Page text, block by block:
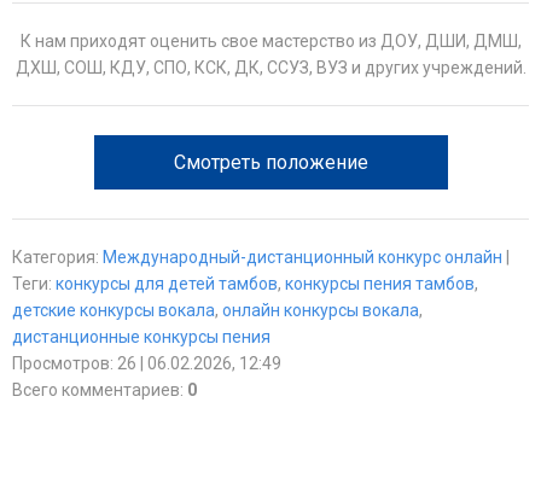
К нам приходят оценить свое мастерство из ДОУ, ДШИ, ДМШ,
ДХШ, СОШ, КДУ, СПО, КСК, ДК, ССУЗ, ВУЗ и других учреждений.
Смотреть положение
Категория: Международный-дистанционный конкурс онлайн
Теги: конкурсы для детей тамбов, конкурсы пения тамбов,
детские конкурсы вокала, онлайн конкурсы вокала,
дистанционные конкурсы пения
Просмотров: 26 | 06.02.2026, 12:49
Всего комментариев: 0